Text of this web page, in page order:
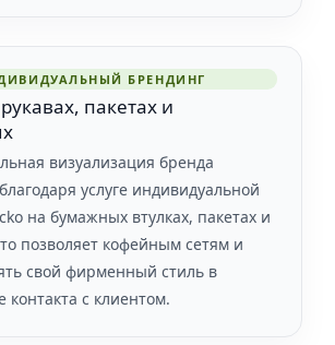
БРЕНДИНГ
пакетах и
визуализация бренда
услуге индивидуальной
на бумажных втулках, пакетах и
позволяет кофейным сетям и
свой фирменный стиль в
контакта с клиентом.